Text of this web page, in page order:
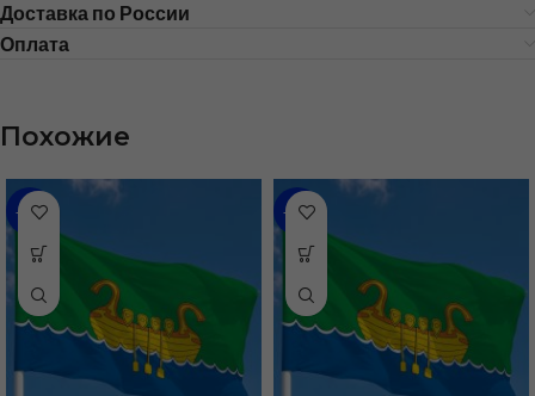
Доставка по России
Оплата
Похожие
-31% -43%